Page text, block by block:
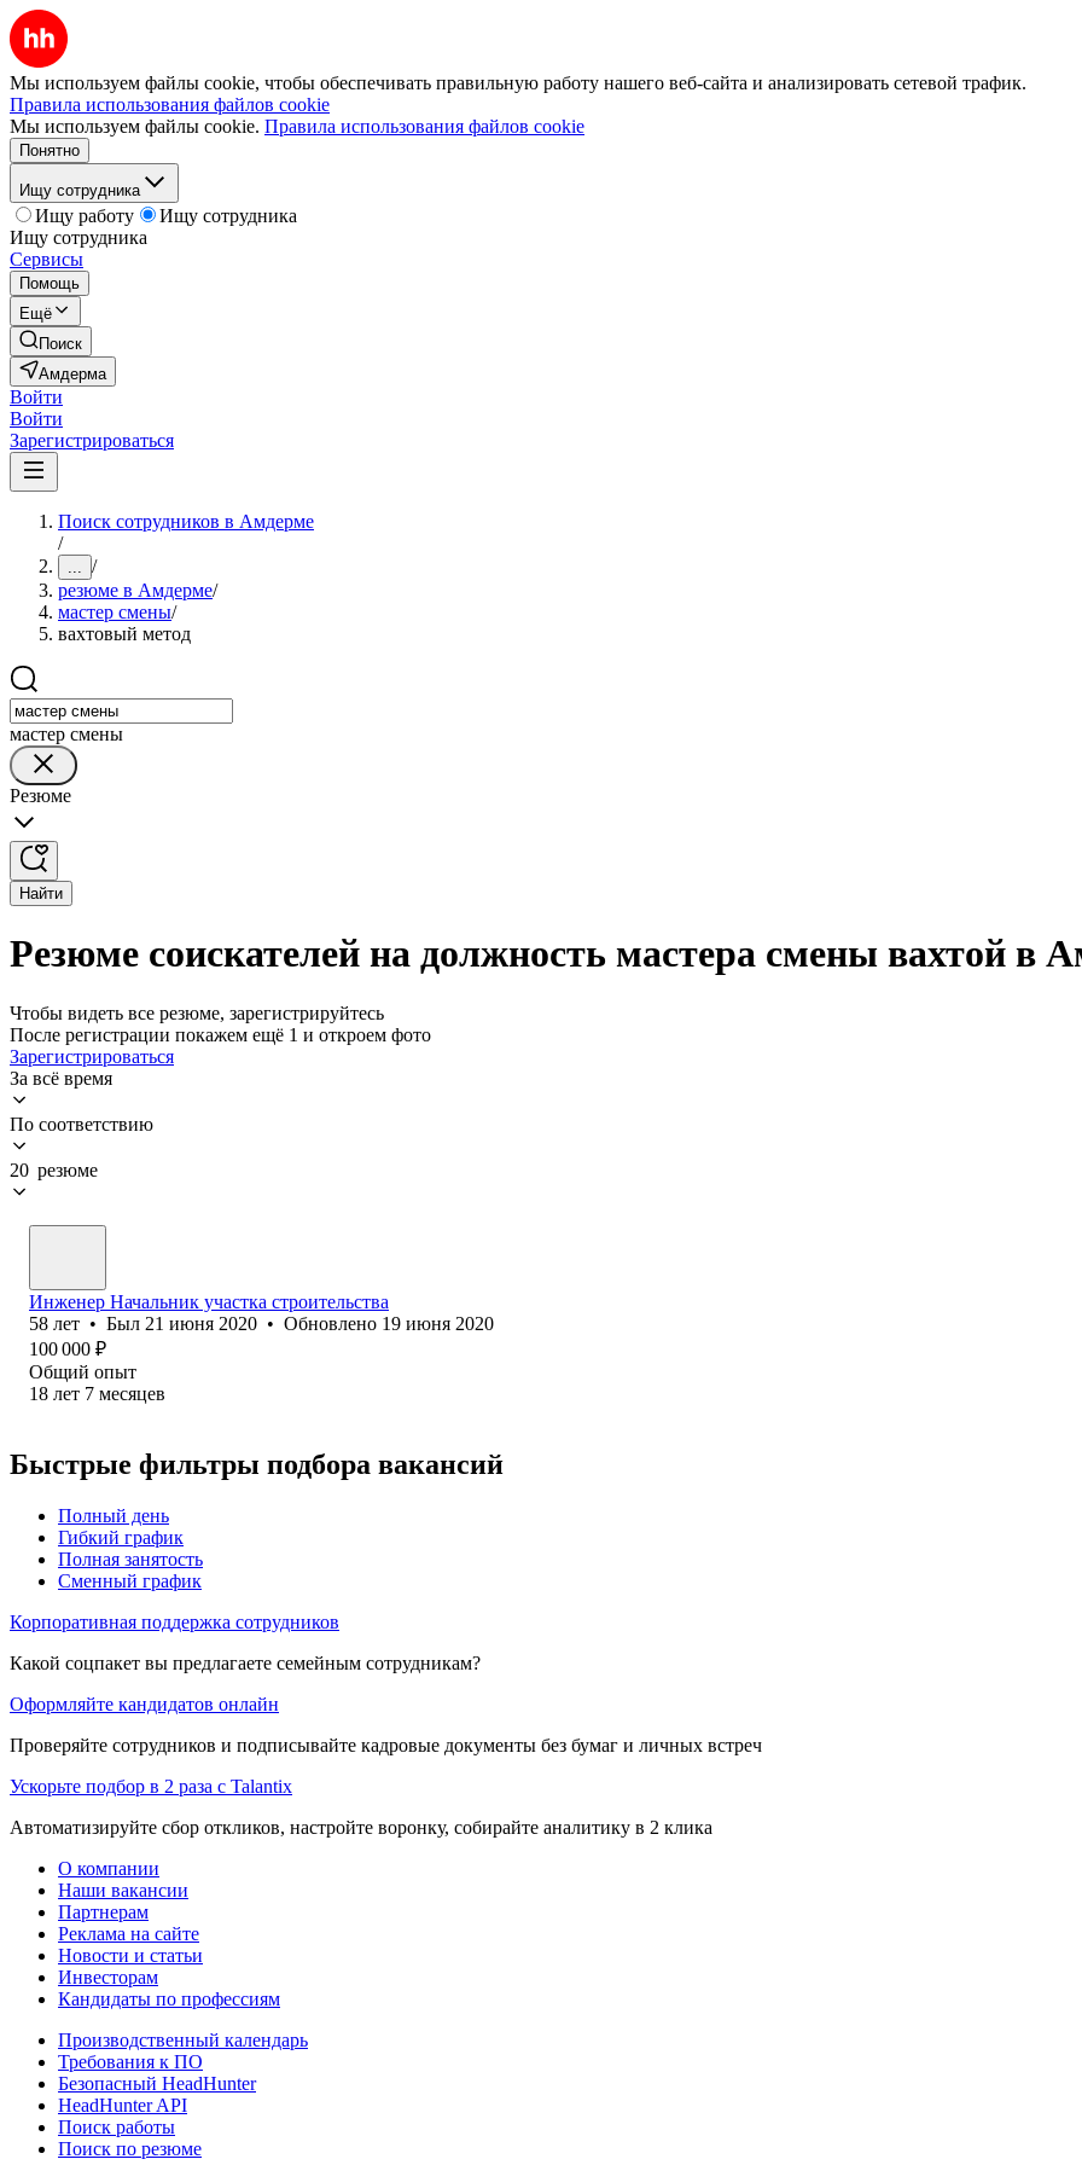
Мы используем файлы cookie, чтобы обеспечивать правильную работу нашего веб-сайта и анализировать сетевой трафик.
Правила использования файлов cookie
Мы используем файлы cookie. Правила использования файлов cookie
Понятно
Ищу сотрудника
Ищу работу
Ищу сотрудника
Ищу сотрудника
Сервисы
Помощь
Ещё
Поиск
Амдерма
Войти
Войти
Зарегистрироваться
Поиск сотрудников в Амдерме
/
... /
резюме в Амдерме/
мастер смены/
вахтовый метод
мастер смены
Резюме
Найти
Резюме соискателей на должность мастера смены вахтой в
Чтобы видеть все резюме, зарегистрируйтесь
После регистрации покажем ещё 1 и откроем фото
Зарегистрироваться
За всё время
По соответствию
20 резюме
Инженер Начальник участка строительства
58 лет • Был 21 июня 2020 • Обновлено 19 июня 2020
100 000 ₽
Общий опыт
18 лет 7 месяцев
Быстрые фильтры подбора вакансий
Полный день
Гибкий график
Полная занятость
Сменный график
Корпоративная поддержка сотрудников
Какой соцпакет вы предлагаете семейным сотрудникам?
Оформляйте кандидатов онлайн
Проверяйте сотрудников и подписывайте кадровые документы без бумаг и личных встреч
Ускорьте подбор в 2 раза с Talantix
Автоматизируйте сбор откликов, настройте воронку, собирайте аналитику в 2 клика
О компании
Наши вакансии
Партнерам
Реклама на сайте
Новости и статьи
Инвесторам
Кандидаты по профессиям
Производственный календарь
Требования к ПО
Безопасный HeadHunter
HeadHunter API
Поиск работы
Поиск по резюме